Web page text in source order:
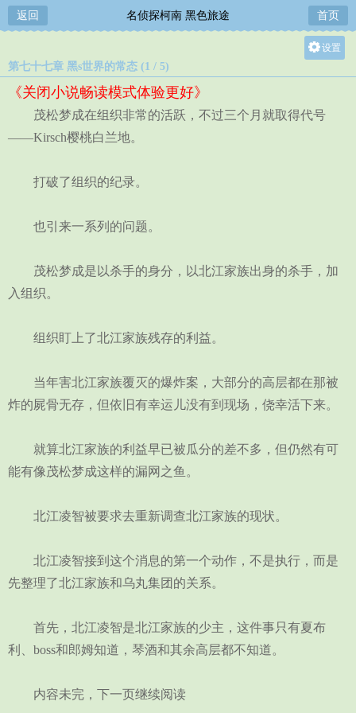
返回 名侦探柯南 黑色旅途 首页
设置
中
第七十七章 黑s世界的常态 (1 / 5)
《关闭小说畅读模式体验更好》
茂松梦成在组织非常的活跃，不过三个月就取得代号
——Kirsch樱桃白兰地。
打破了组织的纪录。
也引来一系列的问题。
茂松梦成是以杀手的身分，以北江家族出身的杀手，加
入组织。
组织盯上了北江家族残存的利益。
当年害北江家族覆灭的爆炸案，大部分的高层都在那被
炸的屍骨无存，但依旧有幸运儿没有到现场，侥幸活下来。
就算北江家族的利益早已被瓜分的差不多，但仍然有可
能有像茂松梦成这样的漏网之鱼。
北江凌智被要求去重新调查北江家族的现状。
北江凌智接到这个消息的第一个动作，不是执行，而是
先整理了北江家族和乌丸集团的关系。
首先，北江凌智是北江家族的少主，这件事只有夏布
利、boss和郎姆知道，琴酒和其余高层都不知道。
内容未完，下一页继续阅读